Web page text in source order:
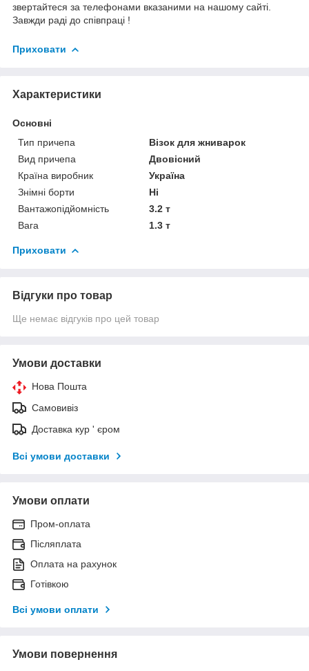
звертайтеся за телефонами вказаними на нашому сайті.
Завжди раді до співпраці !
Приховати
Характеристики
Основні
Тип причепа
Візок для жниварок
Вид причепа
Двовісний
Країна виробник
Україна
Знімні борти
Ні
Вантажопідйомність
3.2 т
Вага
1.3 т
Приховати
Відгуки про товар
Ще немає відгуків про цей товар
Умови доставки
Нова Пошта
Самовивіз
Доставка кур ' єром
Всі умови доставки
Умови оплати
Пром-оплата
Післяплата
Оплата на рахунок
Готівкою
Всі умови оплати
Умови повернення